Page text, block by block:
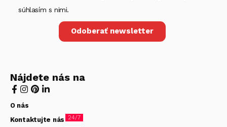
súhlasím s nimi.
Odoberať newsletter
Nájdete nás na
O nás
Kontaktujte nás 24/7